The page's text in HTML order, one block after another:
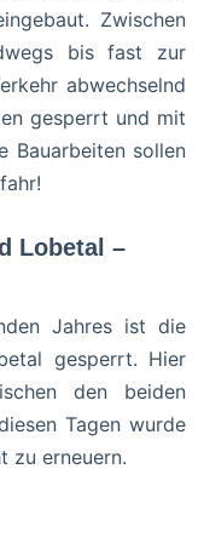
Zwischen
bis fast zur
abwechselnd
gesperrt und mit
Bauarbeiten sollen
Lobetal –
Jahres ist die
gesperrt. Hier
den beiden
Tagen wurde
zu erneuern.